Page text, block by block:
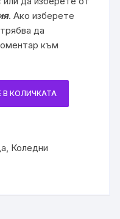
. Ако изберете
да
към
В КОЛИЧКАТА
, Коледни